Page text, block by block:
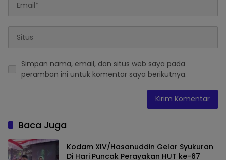
Simpan nama, email, dan situs web saya pada
peramban ini untuk komentar saya berikutnya.
Baca Juga
Kodam XIV/Hasanuddin Gelar Syukuran
Di Hari Puncak Perayakan HUT ke-67